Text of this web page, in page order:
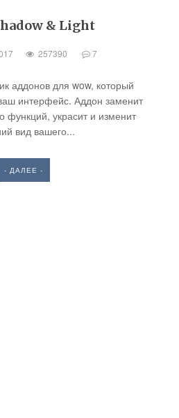
& Light
257390 7
аддонов для wow, который
интерфейс. Аддон заменит
функций, украсит и изменит
вид вашего...
- ДАЛЕЕ -